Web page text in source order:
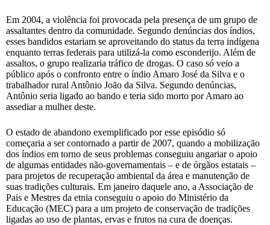
Em 2004, a violência foi provocada pela presença de um grupo de
assaltantes dentro da comunidade. Segundo denúncias dos índios,
esses bandidos estariam se aproveitando do status da terra indígena
enquanto terras federais para utilizá-la como esconderijo. Além de
assaltos, o grupo realizaria tráfico de drogas. O caso só veio a
público após o confronto entre o índio Amaro José da Silva e o
trabalhador rural Antônio João da Silva. Segundo denúncias,
Antônio seria ligado ao bando e teria sido morto por Amaro ao
assediar a mulher deste.
O estado de abandono exemplificado por esse episódio só
começaria a ser contornado a partir de 2007, quando a mobilização
dos índios em torno de seus problemas conseguiu angariar o apoio
de algumas entidades não-governamentais – e de órgãos estatais –
para projetos de recuperação ambiental da área e manutenção de
suas tradições culturais. Em janeiro daquele ano, a Associação de
Pais e Mestres da etnia conseguiu o apoio do Ministério da
Educação (MEC) para a um projeto de conservação de tradições
ligadas ao uso de plantas, ervas e frutos na cura de doenças.